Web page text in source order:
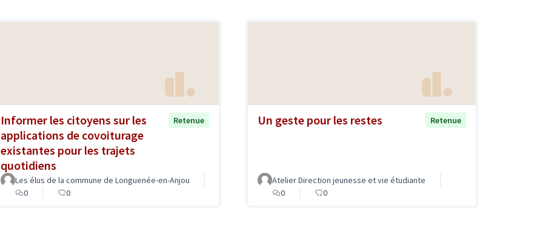
Informer les citoyens sur les
applications de covoiturage
existantes pour les trajets
quotidiens
Retenue
Les élus de la commune de Longuenée-en-Anjou
0
0
Un geste pour les restes Retenue
Atelier Direction jeunesse et vie étudiante
0
0